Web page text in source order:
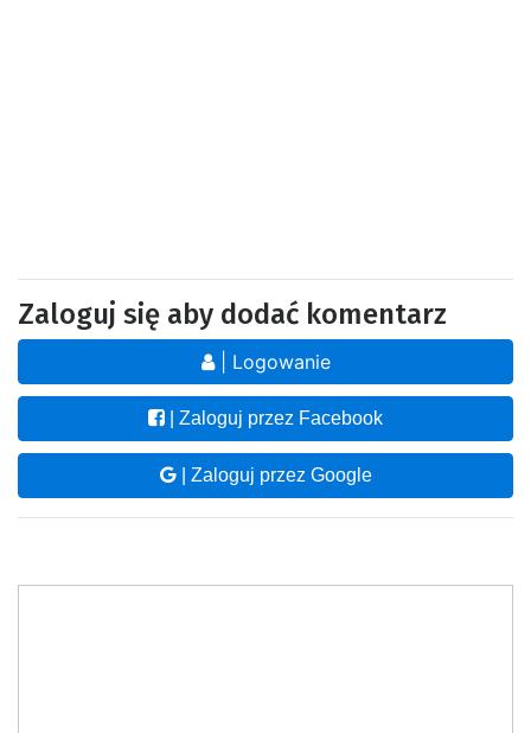
Zaloguj się aby dodać komentarz
| Logowanie
| Zaloguj przez Facebook
| Zaloguj przez Google